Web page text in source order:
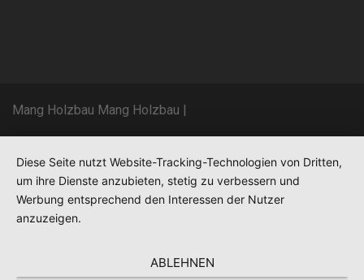
Mang Holzbau Mang Holzbau |
Diese Seite nutzt Website-Tracking-Technologien von Dritten,
um ihre Dienste anzubieten, stetig zu verbessern und
Werbung entsprechend den Interessen der Nutzer
anzuzeigen.
ABLEHNEN